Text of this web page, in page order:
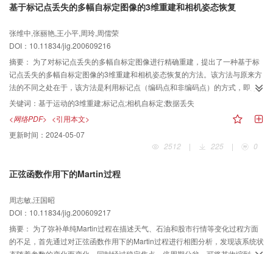
验数据进行的实验结果表明，该同名点搜索算法不仅计算时间可由221s缩短至
基于标记点丢失的多幅自标定图像的3维重建和相机姿态恢复
张维中,张丽艳,王小平,周玲,周儒荣
DOI：10.11834/jig.200609216
摘要： 为了对标记点丢失的多幅自标定图像进行精确重建，提出了一种基于标
记点丢失的多幅自标定图像的3维重建和相机姿态恢复的方法。该方法与原来方
法的不同之处在于，该方法是利用标记点（编码点和非编码点）的方式，即用
编码点进行单CCD相机的自标定和姿态恢复，而用非编码点进行3维点的3维重
建。该方法有以下3个主要特点：（1）由于该方法采用了标记点的自动识别匹
配，所以避免了手工交互选择图像点对（point correspondences）费工费时的
问题；（2）由于标记点匹配精确，提高了3维点的重建精度，故符合工程要
求；（3）由于噪音对标记点的像点影响较小，因此该方法比以前的方法具有更
逆向工程等应用的要求。
关键词： 基于运动的3维重建;标记点;相机自标定;数据丢失
<网络PDF> <引用本文>
更新时间： 2024-05-07
2512
| 225 | 0
正弦函数作用下的Martin过程
周志敏,汪国昭
DOI：10.11834/jig.200609217
摘要： 为了弥补单纯Martin过程在描述天气、石油和股市行情等变化过程方面
的不足，首先通过对正弦函数作用下的Martin过程进行相图分析，发现该系统状